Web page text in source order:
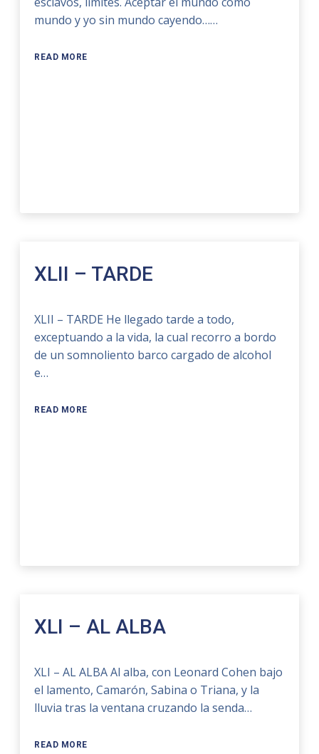
mundo y yo sin mundo cayendo……
READ MORE
XLII – TARDE
XLII – TARDE He llegado tarde a todo,
exceptuando a la vida, la cual recorro a bordo
de un somnoliento barco cargado de alcohol
e…
READ MORE
XLI – AL ALBA
XLI – AL ALBA Al alba, con Leonard Cohen bajo
el lamento, Camarón, Sabina o Triana, y la
lluvia tras la ventana cruzando la senda…
READ MORE